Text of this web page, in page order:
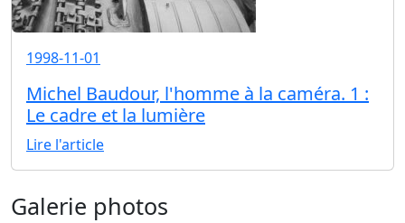
1998-11-01
Michel Baudour, l'homme à la caméra. 1 :
Le cadre et la lumière
Lire l'article
Galerie photos